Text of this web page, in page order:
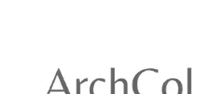
终呈现出这样极致的流畅线条。